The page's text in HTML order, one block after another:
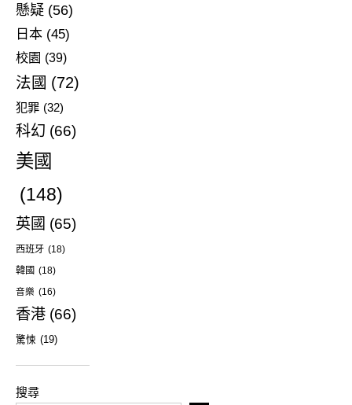
懸疑 (56)
日本 (45)
校園 (39)
法國 (72)
犯罪 (32)
科幻 (66)
美國
(148)
英國 (65)
西班牙 (18)
韓國 (18)
音樂 (16)
香港 (66)
驚悚 (19)
搜尋